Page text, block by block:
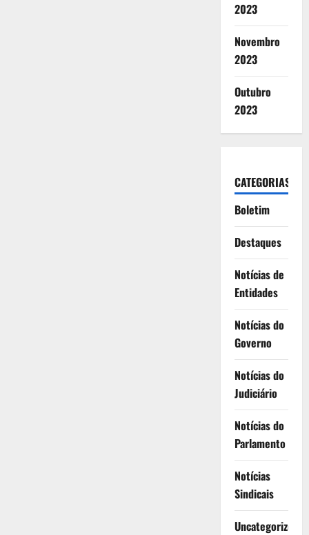
2023
Novembro
2023
Outubro
2023
CATEGORIAS
Boletim
Destaques
Notícias de
Entidades
Notícias do
Governo
Notícias do
Judiciário
Notícias do
Parlamento
Notícias
Sindicais
Uncategorized